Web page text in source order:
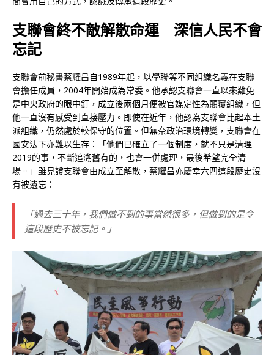
支聯會終不敵解散命運 深信人民不會
忘記
支聯會前秘書蔡耀昌自1989年起，以學聯等不同組織名義在支聯
會擔任成員，2004年開始成為常委。他承認支聯會一直以來難免
是中央政府的眼中釘，成立後兩個月便被官媒定性為顛覆組織，但
他一直沒有感受到直接壓力。即使在近年，他認為支聯會比起本土
派組織，仍然處於較保守的位置。但無奈政治環境轉變，支聯會在
國安法下亦難以生存：「他們已確立了一個制度，就不只是清理
2019的事，不斷追溯舊有的，也會一併處理，最後希望完全清
場。」雖見證支聯會由成立至解散，蔡耀昌亦慶幸六四這段歷史沒
有被遺忘：
「過去三十年，我們做不到的事當然很多，但做到的是令
這段歷史不被忘記。」